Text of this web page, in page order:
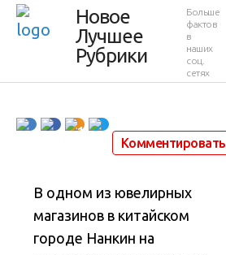
Новое
Лучшее
Рубрики
Больше
фактов
в
наших
соц.
сетях
золотые
розы
1
Комментировать
В одном из ювелирных
магазинов в китайском
городе Нанкин на